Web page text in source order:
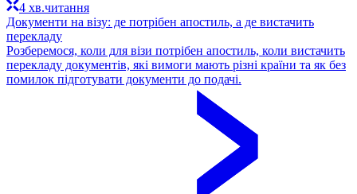
4 хв.читання
Документи на візу: де потрібен апостиль, а де вистачить
перекладу
Розберемося, коли для візи потрібен апостиль, коли вистачить
перекладу документів, які вимоги мають різні країни та як без
помилок підготувати документи до подачі.